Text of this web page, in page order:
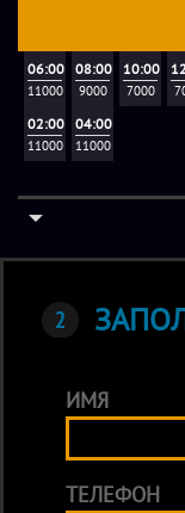
06:00
11000
08:00
9000
10:00
7000
02:00
11000
04:00
11000
ИМЯ
ТЕЛЕФОН